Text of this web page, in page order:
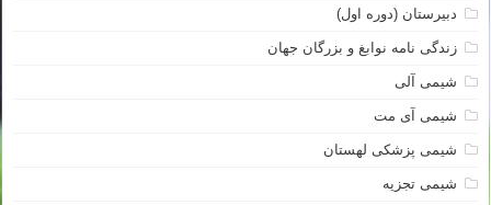
دبیرستان (دوره اول)
زندگی نامه نوابغ و بزرگان جهان
شیمی آلی
شیمی آی مت
شیمی پزشکی لهستان
شیمی تجزیه